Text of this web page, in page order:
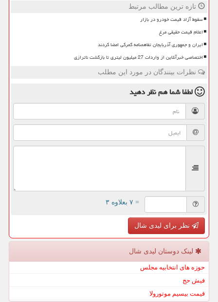
تازه ترین مطالب مرتبط
سقوط آزاد قیمت خودرو در بازار
اعلام قیمت حقیقی مرغ
ایران و جمهوری آذربایجان تفاهمنامه گمرکی امضا کردند
اختصاصی خبرآنلاین از واردات 27 میلیون لیتری تا بازگشت ناترازی
نظرات بینندگان در مورد این مطلب
لطفا شما همنظر دهید
= ۷ بعلاوه ۳
نظر برای لیدی شال
لینک دوستان لیدی شال
حوزه های انتخابیه مجلس
فیش حج
قیمت بیسیم موتورولا